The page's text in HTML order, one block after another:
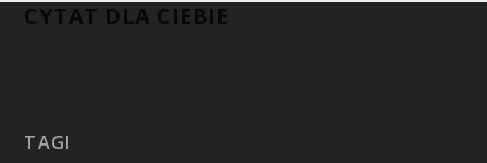
CYTAT DLA CIEBIE
TAGI